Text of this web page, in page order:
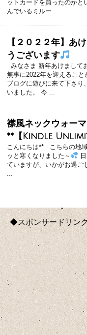
ットカードを買ったのかと
んでいるミルー ...
【２０２２年】あ
うございます
みなさま 新年あけまして
無事に2022年を迎えるこ
ブログに遊びに来て下さり
いました。 今 ...
襟風ネックウォー
**【Kindle
こんにちは** こちらの地
ッと寒くなりました～
ていますが、いかがお過ご
...
◆スポンサードリン